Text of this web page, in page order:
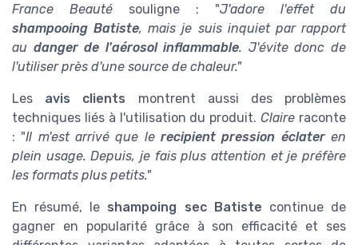
France Beauté souligne : "J'adore l'effet du
shampooing Batiste, mais je suis inquiet par rapport
au danger de l'aérosol inflammable. J'évite donc de
l'utiliser près d'une source de chaleur."
Les avis clients montrent aussi des problèmes
techniques liés à l'utilisation du produit.Claire raconte
: "Il m'est arrivé que lerecipient pression éclateren
plein usage. Depuis, je fais plus attention et je préfère
les formats plus petits."
En résumé, le shampoing sec Batiste continue de
gagner en popularité grâce à son efficacité et ses